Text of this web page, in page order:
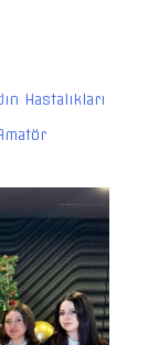
Hastalıkları